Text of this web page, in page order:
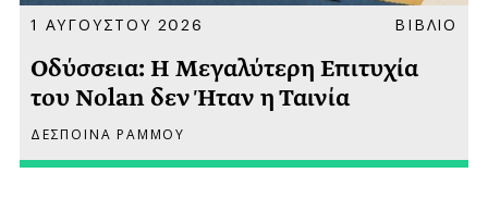
1 ΑΥΓΟΥΣΤΟΥ 2026 ΒΙΒΛΙΟ
Οδύσσεια: Η Μεγαλύτερη Επιτυχία
του Nolan δεν Ήταν η Ταινία
ΔΕΣΠΟΙΝΑ ΡΑΜΜΟΥ